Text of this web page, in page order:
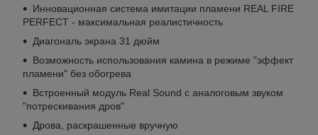
Инновационная система имитации пламени REAL FIRE
PERFECT - максимальная реалистичность
Диагональ экрана 31 дюйм
Возможность использования камина в режиме "эффект
пламени" без обогрева
Встроенный модуль Real Sound с аналоговым звуком
"потрескивания дров"
Дрова, раскрашенные вручную